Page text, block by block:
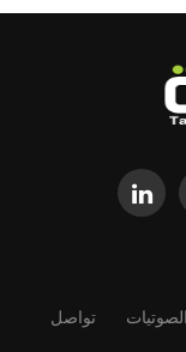
الصوتيات تواصل